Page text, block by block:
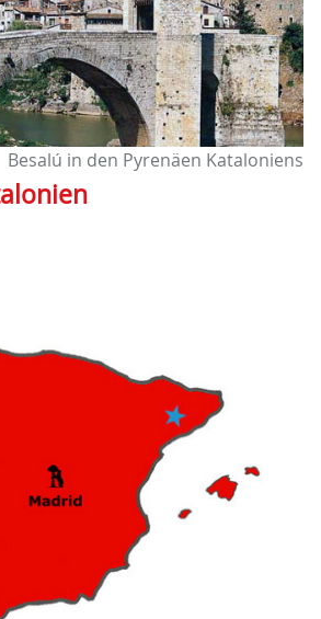
Besalú in den Pyrenäen Kataloniens